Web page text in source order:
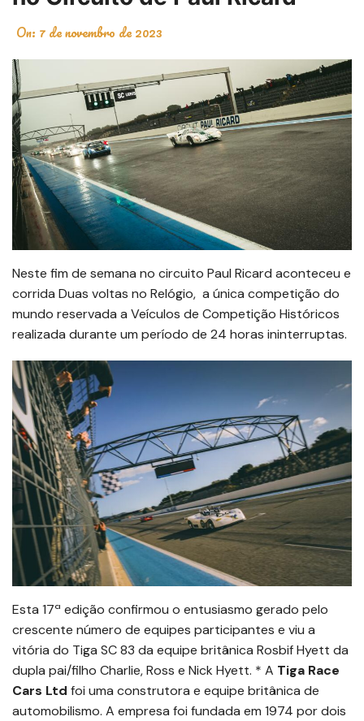
On: 7 de novembro de 2023
Neste fim de semana no circuito Paul Ricard aconteceu e
corrida Duas voltas no Relógio, a única competição do
mundo reservada a Veículos de Competição Históricos
realizada durante um período de 24 horas ininterruptas.
Esta 17ª edição confirmou o entusiasmo gerado pelo
crescente número de equipes participantes e viu a
vitória do Tiga SC 83 da equipe britânica Rosbif Hyett da
dupla pai/filho Charlie, Ross e Nick Hyett. * A Tiga Race
Cars Ltd foi uma construtora e equipe britânica de
automobilismo. A empresa foi fundada em 1974 por dois